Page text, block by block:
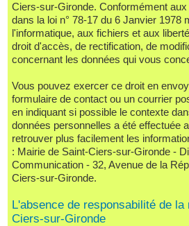
Ciers-sur-Gironde. Conformément
dans la loi n° 78-17 du 6 Janvier 1978
l'informatique, aux fichiers et aux
droit d'accès, de rectification, de
concernant les données qui vous
Vous pouvez exercer ce droit en
formulaire de contact ou un courrier
en indiquant si possible le contexte
données personnelles a été effectuée
retrouver plus facilement les
: Mairie de Saint-Ciers-sur-Gironde -
Communication - 32, Avenue de la
Ciers-sur-Gironde.
L'absence de responsabilité de la
Ciers-sur-Gironde